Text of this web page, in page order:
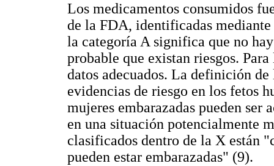
Los medicamentos consumidos
de la FDA, identificadas
la categoría A significa que no
probable que existan riesgos.
datos adecuados. La definición
evidencias de riesgo en los fetos
mujeres embarazadas pueden ser
en una situación potencialmente
clasificados dentro de la X están
pueden estar embarazadas" (9).